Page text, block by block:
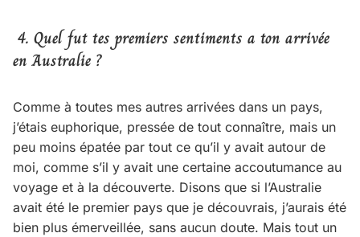
4. Quel fut tes premiers sentiments a ton arrivée
en Australie ?
Comme à toutes mes autres arrivées dans un pays,
j’étais euphorique, pressée de tout connaître, mais un
peu moins épatée par tout ce qu’il y avait autour de
moi, comme s’il y avait une certaine accoutumance au
voyage et à la découverte. Disons que si l’Australie
avait été le premier pays que je découvrais, j’aurais été
bien plus émerveillée, sans aucun doute. Mais tout un